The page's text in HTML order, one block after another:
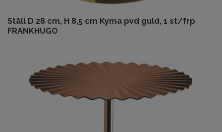
Ställ D 28 cm, H 8,5 cm Kyma pvd guld, 1 st/frp
FRANKHUGO